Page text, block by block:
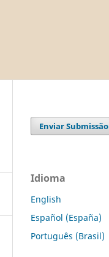
Enviar Submissão
Idioma
English
Español (España)
Português (Brasil)